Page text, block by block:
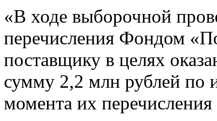
«В ходе выборочной
перечисления Фондом
поставщику в целях
сумму 2,2 млн рублей по
момента их